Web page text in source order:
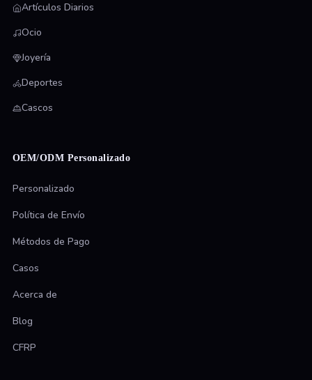
Artículos Diarios
Ocio
Joyería
Deportes
Cascos
OEM/ODM Personalizado
Personalizado
Política de Envío
Métodos de Pago
Casos
Acerca de
Blog
CFRP